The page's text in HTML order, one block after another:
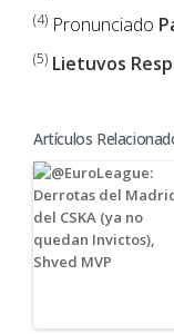
(4) Pronunciado
(5) Lietuvos
Artículos